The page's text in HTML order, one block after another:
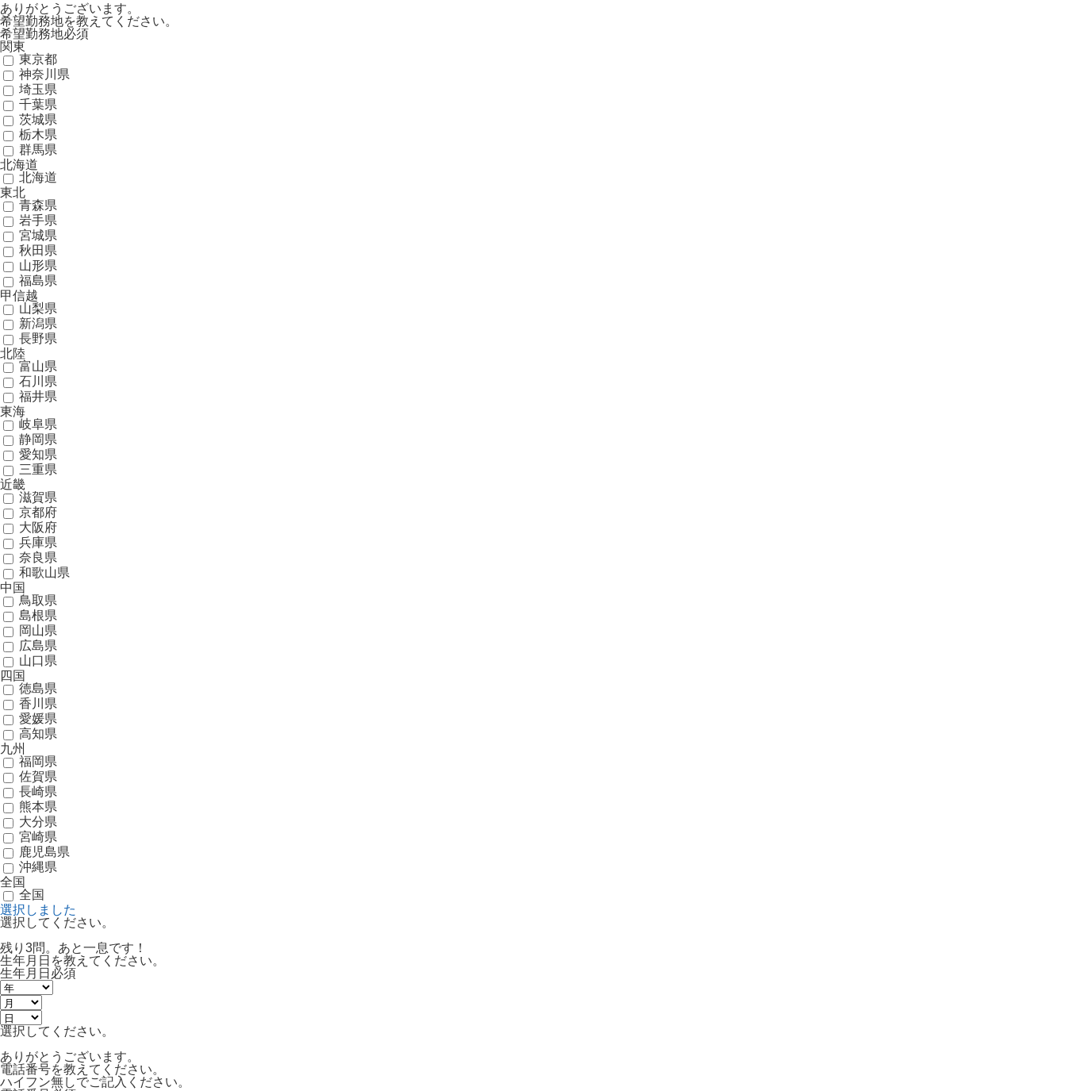
ありがとうございます。
希望勤務地を教えてください。
希望勤務地必須
関東
東京都
神奈川県
埼玉県
千葉県
茨城県
栃木県
群馬県
北海道
北海道
東北
青森県
岩手県
宮城県
秋田県
山形県
福島県
甲信越
山梨県
新潟県
長野県
北陸
富山県
石川県
福井県
東海
岐阜県
静岡県
愛知県
三重県
近畿
滋賀県
京都府
大阪府
兵庫県
奈良県
和歌山県
中国
鳥取県
島根県
岡山県
広島県
山口県
四国
徳島県
香川県
愛媛県
高知県
九州
福岡県
佐賀県
長崎県
熊本県
大分県
宮崎県
鹿児島県
沖縄県
全国
全国
選択しました
選択してください。
残り3問。あと一息です！
生年月日を教えてください。
生年月日 必須
選択してください。
ありがとうございます。
電話番号を教えてください。
ハイフン無しでご記入ください。